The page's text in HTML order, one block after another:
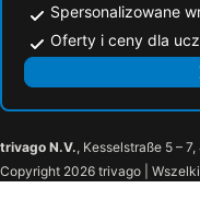
Spersonalizowane
Oferty i ceny dla
trivago N.V., Kesselstraße 5 –
Copyright 2026 trivago |